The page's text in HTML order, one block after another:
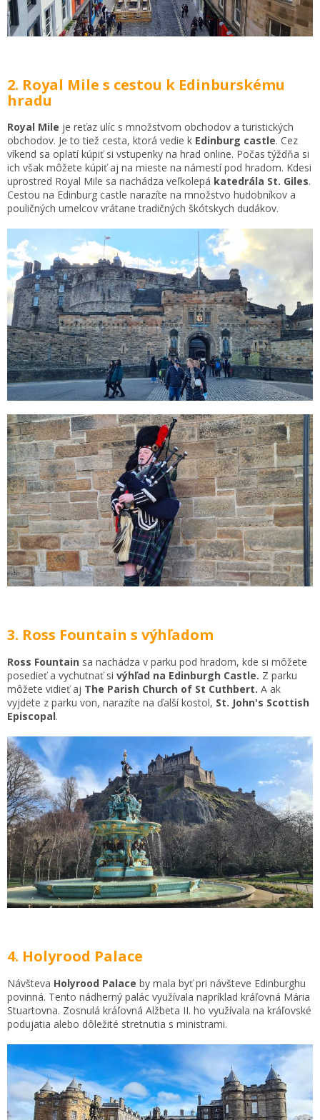
2. Royal Mile s cestou k Edinburskému
hradu
Royal Mile je reťaz ulíc s množstvom obchodov a turistických
obchodov. Je to tiež cesta, ktorá vedie k Edinburg castle. Cez
víkend sa oplatí kúpiť si vstupenky na hrad online. Počas týždňa si
ich však môžete kúpiť aj na mieste na námestí pod hradom. Kdesi
uprostred Royal Mile sa nachádza veľkolepá katedrála St. Giles.
Cestou na Edinburg castle narazíte na množstvo hudobníkov a
pouličných umelcov vrátane tradičných škótskych dudákov.
3. Ross Fountain s výhľadom
Ross Fountain sa nachádza v parku pod hradom, kde si môžete
posedieť a vychutnať si výhľad na Edinburgh Castle. Z parku
môžete vidieť aj The Parish Church of St Cuthbert. A ak
vyjdete z parku von, narazíte na ďalší kostol, St. John's Scottish
Episcopal.
4. Holyrood Palace
Návšteva Holyrood Palace by mala byť pri návšteve Edinburghu
povinná. Tento nádherný palác využívala napríklad kráľovná Mária
Stuartovna. Zosnulá kráľovná Alžbeta II. ho využívala na kráľovské
podujatia alebo dôležité stretnutia s ministrami.